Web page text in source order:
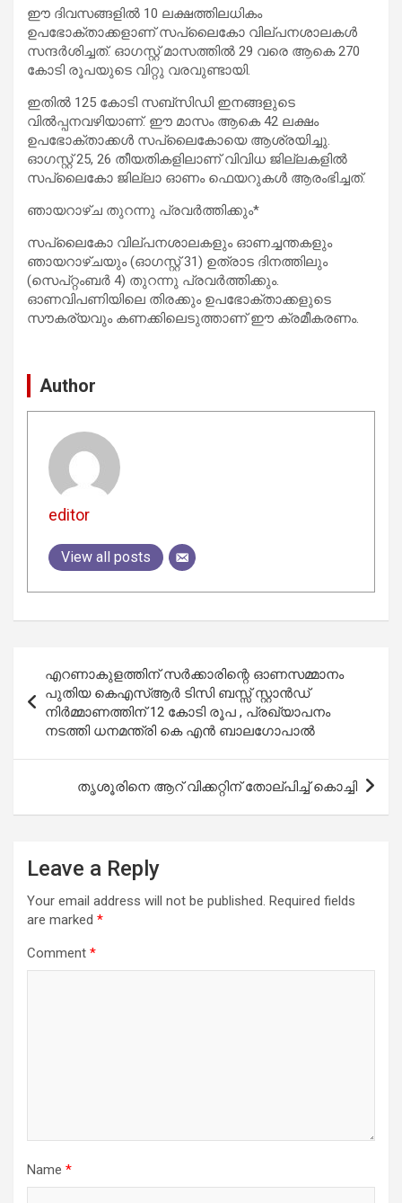
ഈ ദിവസങ്ങളില്‍ 10 ലക്ഷത്തിലധികം
ഉപഭോക്താക്കളാണ് സപ്ലൈകോ വില്പനശാലകൾ
സന്ദർശിച്ചത്. ഓഗസ്റ്റ് മാസത്തില്‍ 29 വരെ ആകെ 270
കോടി രൂപയുടെ വിറ്റു വരവുണ്ടായി.
ഇതിൽ 125 കോടി സബ്സിഡി ഇനങ്ങളുടെ
വില്‍പ്പനവഴിയാണ്. ഈ മാസം ആകെ 42 ലക്ഷം
ഉപഭോക്താക്കൾ സപ്ലൈകോയെ ആശ്രയിച്ചു.
ഓഗസ്റ്റ് 25, 26 തീയതികളിലാണ് വിവിധ ജില്ലകളിൽ
സപ്ലൈകോ ജില്ലാ ഓണം ഫെയറുകൾ ആരംഭിച്ചത്.
ഞായറാഴ്ച തുറന്നു പ്രവർത്തിക്കും*
സപ്ലൈകോ വില്പനശാലകളും ഓണച്ചന്തകളും
ഞായറാഴ്ചയും (ഓഗസ്റ്റ് 31) ഉത്രാട ദിനത്തിലും
(സെപ്റ്റംബർ 4) തുറന്നു പ്രവർത്തിക്കും.
ഓണവിപണിയിലെ തിരക്കും ഉപഭോക്താക്കളുടെ
സൗകര്യവും കണക്കിലെടുത്താണ് ഈ ക്രമീകരണം.
Author
editor
View all posts
navigation
എറണാകുളത്തിന് സർക്കാരിന്റെ ഓണസമ്മാനം
പുതിയ കെഎസ്ആർ ടിസി ബസ്സ് സ്റ്റാൻഡ്
നിർമ്മാണത്തിന് 12 കോടി രൂപ , പ്രഖ്യാപനം
നടത്തി ധനമന്ത്രി കെ എൻ ബാലഗോപാൽ
തൃശൂരിനെ ആറ് വിക്കറ്റിന് തോല്പിച്ച് കൊച്ചി
Leave a Reply
Your email address will not be published. Required fields
are marked *
Comment *
Name *